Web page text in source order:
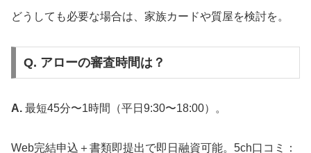
どうしても必要な場合は、家族カードや質屋を検討を。
Q. アローの審査時間は？
A. 最短45分〜1時間（平日9:30〜18:00）。
Web完結申込＋書類即提出で即日融資可能。5ch口コミ：